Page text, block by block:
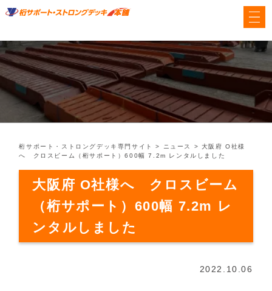
桁サポート・ストロングデッキ専門サイト > ニュース > 大阪府 O社様
へ クロスビーム（桁サポート）600幅 7.2m レンタルしました
大阪府 O社様へ クロスビーム
（桁サポート）600幅 7.2m レ
ンタルしました
2022.10.06